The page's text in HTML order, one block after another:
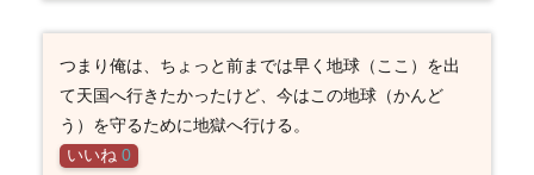
つまり俺は、ちょっと前までは早く地球（ここ）を出
て天国へ行きたかったけど、今はこの地球（かんど
う）を守るために地獄へ行ける。
いいね 0